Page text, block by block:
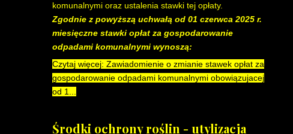
komunalnymi oraz ustalenia stawki tej opłaty.
Zgodnie z powyższą uchwałą od 01 czerwca 2025 r.
miesięczne stawki opłat za gospodarowanie
odpadami komunalnymi wynoszą:
Czytaj więcej: Zawiadomienie o zmianie stawek opłat za
gospodarowanie odpadami komunalnymi obowiązujacej
od 1...
Środki ochrony roślin - utylizacja